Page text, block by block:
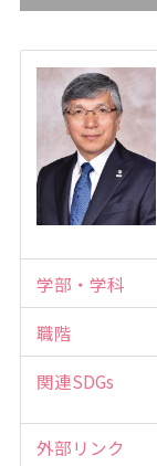
学部・学科
職階
関連SDGs
外部リンク